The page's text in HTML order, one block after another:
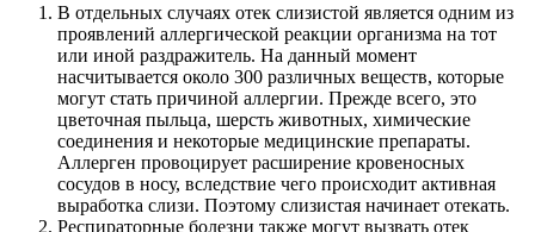
В отдельных случаях отек слизистой является одним из
проявлений аллергической реакции организма на тот
или иной раздражитель. На данный момент
насчитывается около 300 различных веществ, которые
могут стать причиной аллергии. Прежде всего, это
цветочная пыльца, шерсть животных, химические
соединения и некоторые медицинские препараты.
Аллерген провоцирует расширение кровеносных
сосудов в носу, вследствие чего происходит активная
выработка слизи. Поэтому слизистая начинает отекать.
Респираторные болезни также могут вызвать отек